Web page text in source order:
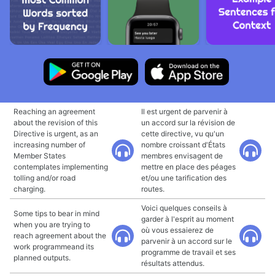
Reaching an agreement
about the revision of this
Directive is urgent, as an
increasing number of
Member States
contemplates implementing
tolling and/or road
charging.
Il est urgent de parvenir à
un accord sur la révision de
cette directive, vu qu'un
nombre croissant d'États
membres envisagent de
mettre en place des péages
et/ou une tarification des
routes.
Some tips to bear in mind
when you are trying to
reach agreement about the
work programmeand its
planned outputs.
Voici quelques conseils à
garder à l'esprit au moment
où vous essaierez de
parvenir à un accord sur le
programme de travail et ses
résultats attendus.